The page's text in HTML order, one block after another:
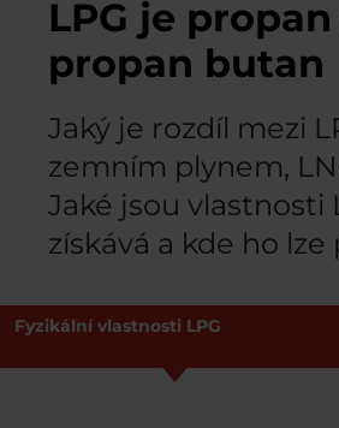
LPG je propan
propan butan
Jaký je rozdíl mezi
zemním plynem,
Jaké jsou vlastnosti
získává a kde ho lze
Fyzikální vlastnosti LPG